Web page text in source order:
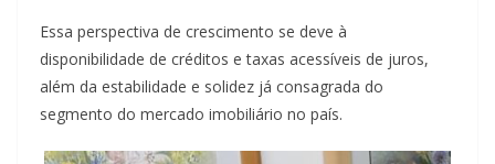
Essa perspectiva de crescimento se deve à
disponibilidade de créditos e taxas acessíveis de juros,
além da estabilidade e solidez já consagrada do
segmento do mercado imobiliário no país.